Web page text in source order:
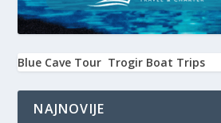
Blue Cave Tour Trogir Boat Trips
NAJNOVIJE